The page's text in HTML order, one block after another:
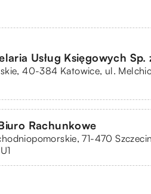
Usług Księgowych Sp.
40-384 Katowice, ul.
Rachunkowe
71-470